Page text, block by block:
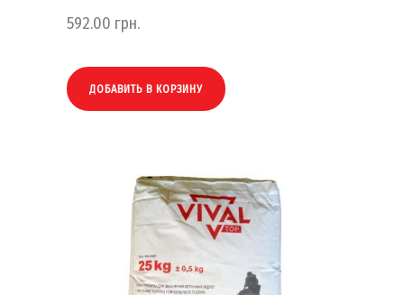
592.00 грн.
ДОБАВИТЬ В КОРЗИНУ